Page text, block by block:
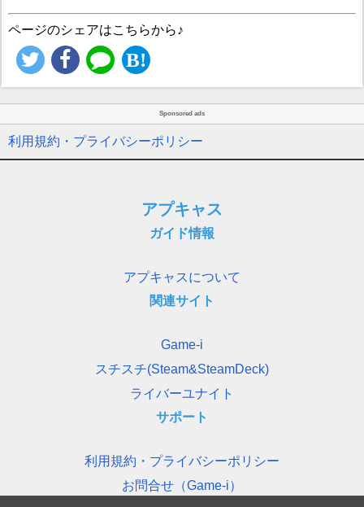
ページのシェアはこちらから♪
Sponsored ads
利用規約・プライバシーポリシー
アプキャス
ガイド情報
アプキャスについて
関連サイト
Game-i
スチスチ(Steam&SteamDeck)
ライバーユナイト
サポート
利用規約・プライバシーポリシー
お問合せ（Game-i）